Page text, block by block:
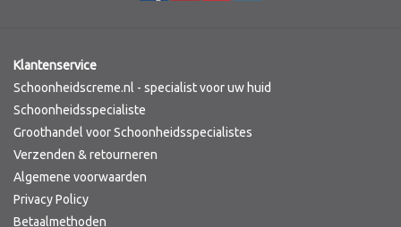
Klantenservice
Schoonheidscreme.nl - specialist voor uw huid
Schoonheidsspecialiste
Groothandel voor Schoonheidsspecialistes
Verzenden & retourneren
Algemene voorwaarden
Privacy Policy
Betaalmethoden